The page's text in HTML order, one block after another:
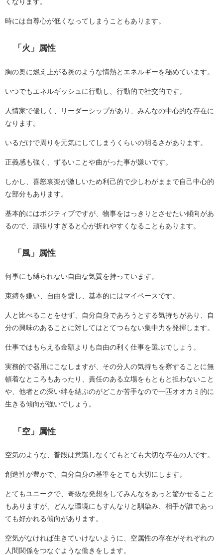
くなります。
時には自尊心が低くなってしまうこともあります。
「火」属性
胸の奥に燃え上がる炎のような情熱とエネルギーを秘めています。
いつでもエネルギッシュに行動し、行動的で社交的です。
人情家で優しく、リーダーシップがあり、みんなの中心的な存在に
なります。
いるだけで周りを元気にしてしまうくらいの明るさがあります。
正義感も強く、ずるいことや曲がった事が嫌いです。
しかし、喜怒哀楽が激しいため利己的で少しわがままで自己中心的
な部分もあります。
基本的にはポジティブですが、物事をはっきりとさせたい傾向があ
るので、頑張りすぎると心が折れやすくなることもあります。
「風」属性
何事にも縛られない自由な気質を持っています。
束縛を嫌い、自由を愛し、基本的にはマイペースです。
人と比べることをせず、自分自身であろうとする気持ちがあり、自
分の興味のあることに対してはとてつもない集中力を発揮します。
仕事ではもらえる金額よりも自由の利く仕事を選ぶでしょう。
実務的で器用にこなしますが、その分人の気持ちを察することに無
頓着なところもあったり、責任のある立場をもともと担わないこと
や、他者との深い絆を結ぶのがどこか苦手なので一匹オオカミ的に
生きる傾向が強いでしょう。
「空」属性
空気のような、普段は意識しなくてもとても大切な存在の人です。
創造性が豊かで、自分自身の基準をとても大切にします。
とてもユニークで、奇抜な発想をしてみんなをあっと驚かせること
もありますが、どんな環境にもすんなりと馴染み、相手が誰であっ
ても好かれる傾向があります。
空気がなければ生きていけないように、空属性の存在がそれぞれの
人間関係をつなぐような働きをします。